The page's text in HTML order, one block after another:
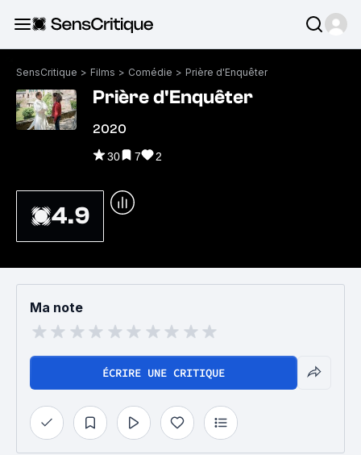
SensCritique > Films > Comédie > Prière d'Enquêter
Prière d'Enquêter
2020
30 7 2
4.9
Ma note
ÉCRIRE UNE CRITIQUE